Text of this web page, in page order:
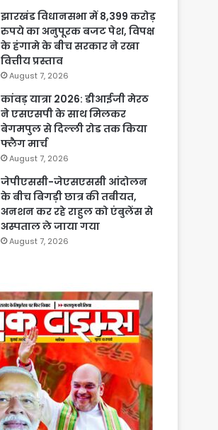
झारखंड विधानसभा में 8,399 करोड़
रुपये का अनुपूरक बजट पेश, विपक्ष
के हंगामे के बीच सरकार ने रखा
वित्तीय प्रस्ताव
August 7, 2026
कांवड़ यात्रा 2026: डीआईजी मेरठ
ने एसएसपी के साथ मिलकर
बेगमपुल से दिल्ली रोड तक किया
फ्लैग मार्च
August 7, 2026
जेपीएससी-जेएसएससी आंदोलन
के बीच बिगड़ी छात्र की तबीयत,
अनशन कर रहे राहुल को एंबुलेंस से
अस्पताल ले जाया गया
August 7, 2026